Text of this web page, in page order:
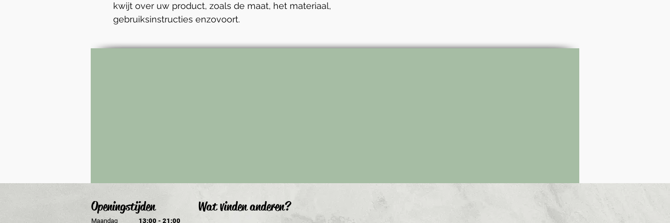
kwijt over uw product, zoals de maat, het materiaal,
gebruiksinstructies enzovoort.
Wat vinden anderen?
Openingstijden
Maandag 13:00 - 21:00